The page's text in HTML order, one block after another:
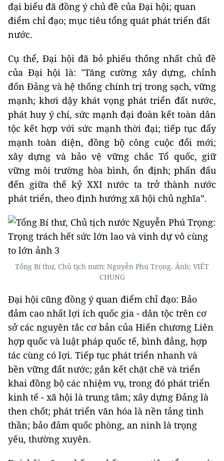
đại biểu đã đồng ý chủ đề của Đại hội; quan
điểm chỉ đạo; mục tiêu tổng quát phát triển đất
nước.
Cụ thể, Đại hội đã bỏ phiếu thống nhất chủ đề
của Đại hội là: "Tăng cường xây dựng, chỉnh
đốn Đảng và hệ thống chính trị trong sạch, vững
mạnh; khơi dậy khát vọng phát triển đất nước,
phát huy ý chí, sức mạnh đại đoàn kết toàn dân
tộc kết hợp với sức mạnh thời đại; tiếp tục đẩy
mạnh toàn diện, đồng bộ công cuộc đổi mới;
xây dựng và bảo vệ vững chắc Tổ quốc, giữ
vững môi trường hòa bình, ổn định; phấn đấu
đến giữa thế kỷ XXI nước ta trở thành nước
phát triển, theo định hướng xã hội chủ nghĩa”.
Tổng Bí thư, Chủ tịch nước Nguyễn Phú Trọng. Ảnh: VIẾT
CHUNG
Đại hội cũng đồng ý quan điểm chỉ đạo: Bảo
đảm cao nhất lợi ích quốc gia - dân tộc trên cơ
sở các nguyên tắc cơ bản của Hiến chương Liên
hợp quốc và luật pháp quốc tế, bình đẳng, hợp
tác cùng có lợi. Tiếp tục phát triển nhanh và
bền vững đất nước; gắn kết chặt chẽ và triển
khai đồng bộ các nhiệm vụ, trong đó phát triển
kinh tế - xã hội là trung tâm; xây dựng Đảng là
then chốt; phát triển văn hóa là nền tảng tinh
thần; bảo đảm quốc phòng, an ninh là trọng
yếu, thường xuyên.